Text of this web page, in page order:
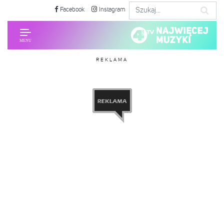
Facebook Instagram
REKLAMA